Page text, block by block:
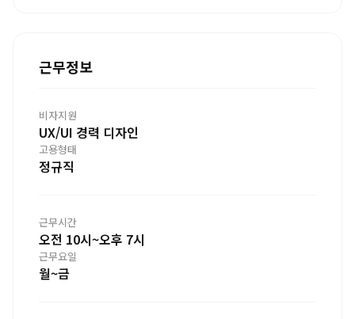
근무정보
비자지원
UX/UI 경력 디자인
고용형태
정규직
근무시간
오전 10시~오후 7시
근무요일
월~금